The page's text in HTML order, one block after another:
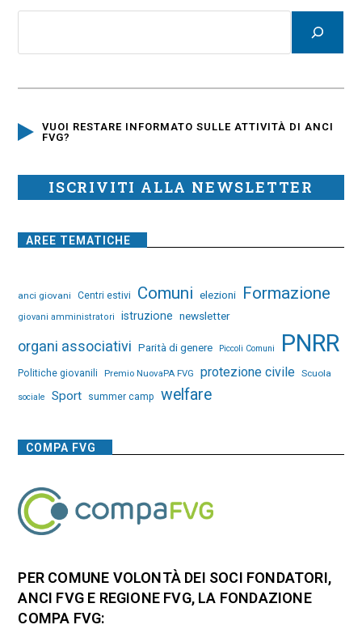
VUOI RESTARE INFORMATO SULLE ATTIVITÀ DI ANCI
FVG?
ISCRIVITI ALLA NEWSLETTER
AREE TEMATICHE
anci giovani Centri estivi Comuni elezioni Formazione
giovani amministratori istruzione newsletter
organi associativi Parità di genere Piccoli Comuni PNRR
Politiche giovanili Premio NuovaPA FVG protezione civile Scuola
sociale Sport summer camp welfare
COMPA FVG
PER COMUNE VOLONTÀ DEI SOCI FONDATORI,
ANCI FVG E REGIONE FVG, LA FONDAZIONE
COMPA FVG: